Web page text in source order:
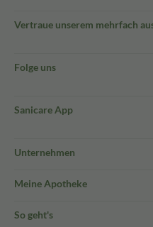
Vertraue unserem mehrfach
Folge uns
Sanicare App
Unternehmen
Meine Apotheke
So geht's